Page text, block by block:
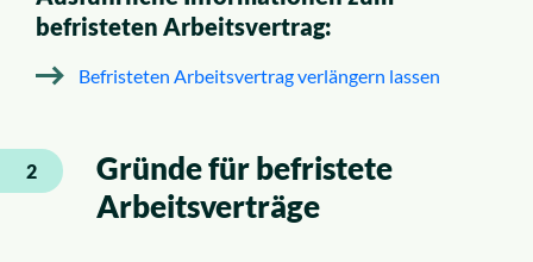
befristeten Arbeitsvertrag:
Befristeten Arbeitsvertrag verlängern lassen
2
Gründe für befristete
Arbeitsverträge